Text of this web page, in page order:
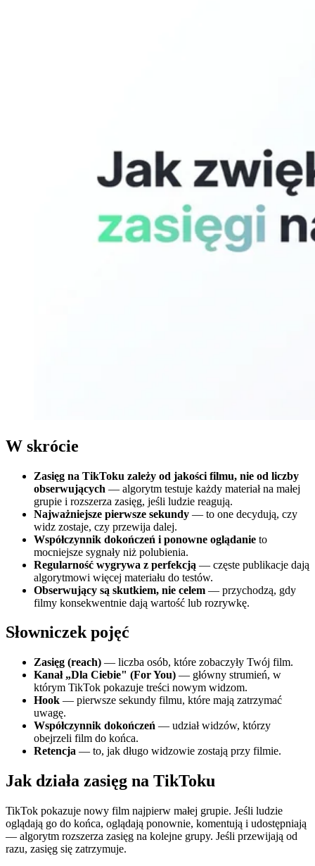
W skrócie
Zasięg na TikToku zależy od jakości filmu, nie od liczby
obserwujących — algorytm testuje każdy materiał na małej
grupie i rozszerza zasięg, jeśli ludzie reagują.
Najważniejsze pierwsze sekundy — to one decydują, czy
widz zostaje, czy przewija dalej.
Współczynnik dokończeń i ponowne oglądanie to
mocniejsze sygnały niż polubienia.
Regularność wygrywa z perfekcją — częste publikacje dają
algorytmowi więcej materiału do testów.
Obserwujący są skutkiem, nie celem — przychodzą, gdy
filmy konsekwentnie dają wartość lub rozrywkę.
Słowniczek pojęć
Zasięg (reach) — liczba osób, które zobaczyły Twój film.
Kanał „Dla Ciebie" (For You) — główny strumień, w
którym TikTok pokazuje treści nowym widzom.
Hook — pierwsze sekundy filmu, które mają zatrzymać
uwagę.
Współczynnik dokończeń — udział widzów, którzy
obejrzeli film do końca.
Retencja — to, jak długo widzowie zostają przy filmie.
Jak działa zasięg na TikToku
TikTok pokazuje nowy film najpierw małej grupie. Jeśli ludzie
oglądają go do końca, oglądają ponownie, komentują i udostępniają
— algorytm rozszerza zasięg na kolejne grupy. Jeśli przewijają od
razu, zasięg się zatrzymuje.